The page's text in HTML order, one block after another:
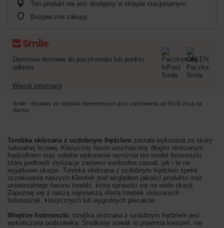
Ten produkt nie jest dostępny w sklepie stacjonarnym
Bezpieczne zakupy
Darmowa dostawa do paczkomatu lub punktu
odbioru
Więcej informacji
Smile - dostawy ze sklepów internetowych przy zamówieniu od 50,00 zł są za
darmo.
Torebka skórzana z ozdobnym frędzlem została wykonana ze skóry
naturalnej licowej. Klasyczny fason urozmaicony długim skórzanym
frędzelkiem oraz solidne wykonanie wyróżnia ten model listonoszki,
która podkreśli stylizacje zarówno swobodne casual, jak i te na
wyjątkowe okazje. Torebka skórzana z ozdobnym frędzlem spełni
oczekiwania naszych Klientek pod względem jakości produktu oraz
uniwersalnego fasonu torebki, która sprawdzi się na wiele okazji.
Zapoznaj się z naszą najnowszą ofertą torebek skórzanych -
listonoszek, klasycznych lub wygodnych plecaków.
Wnętrze listonoszki: torebka skórzana z ozdobnym frędzlem jest
wykończona podszewką. Środkowy suwak to pojemna kieszeń, nie